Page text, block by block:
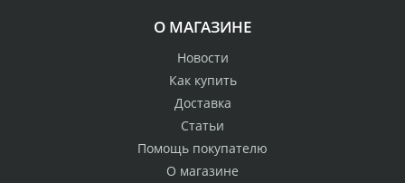
О МАГАЗИНЕ
Новости
Как купить
Доставка
Статьи
Помощь покупателю
О магазине